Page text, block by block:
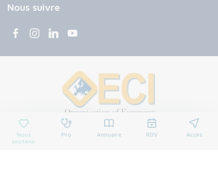
Nous
soutenir
Pro Annuaire RDV Accès
Nous suivre